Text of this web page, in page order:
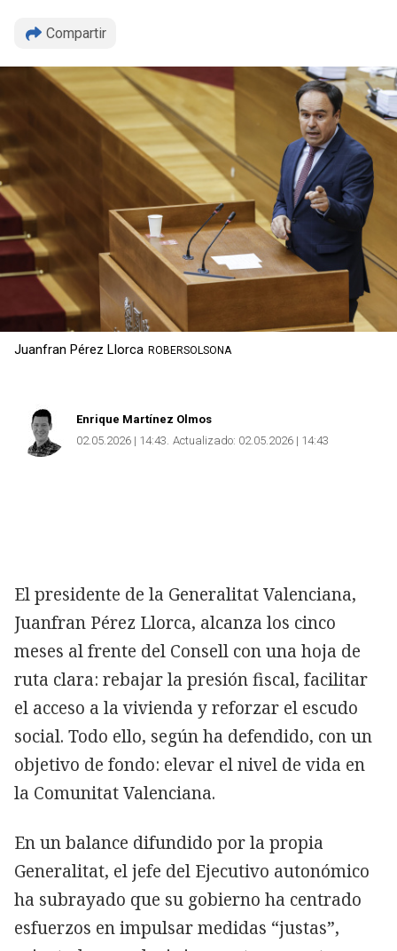
Compartir
Juanfran Pérez Llorca ROBERSOLSONA
Enrique Martínez Olmos
02.05.2026 | 14:43 Actualizado: 02.05.2026 | 14:43
El presidente de la Generalitat Valenciana,
Juanfran Pérez Llorca, alcanza los cinco
meses al frente del Consell con una hoja de
ruta clara: rebajar la presión fiscal, facilitar
el acceso a la vivienda y reforzar el escudo
social. Todo ello, según ha defendido, con un
objetivo de fondo: elevar el nivel de vida en
la Comunitat Valenciana.
En un balance difundido por la propia
Generalitat, el jefe del Ejecutivo autonómico
ha subrayado que su gobierno ha centrado
esfuerzos en impulsar medidas “justas”,